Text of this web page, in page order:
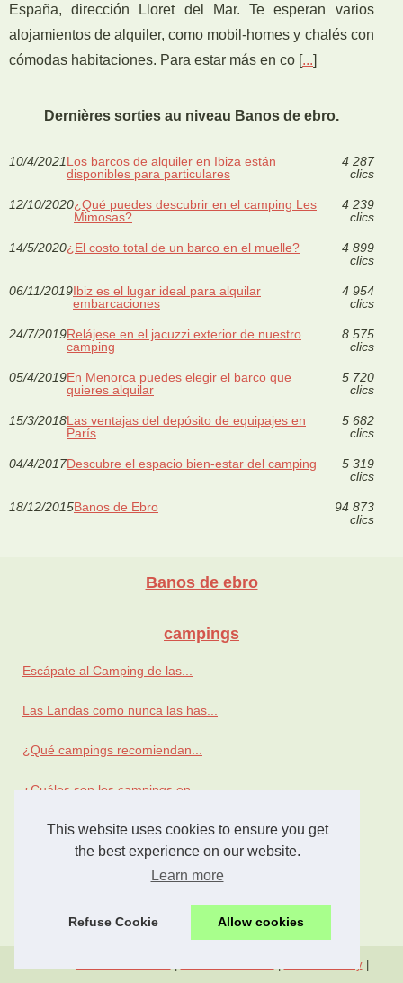
This website uses cookies to ensure you get
the best experience on our website.
Learn more
Refuse Cookie Allow cookies
España, dirección Lloret del Mar. Te esperan varios
alojamientos de alquiler, como mobil-homes y chalés con
cómodas habitaciones. Para estar más en co [...]
Dernières sorties au niveau Banos de ebro.
10/4/2021Los barcos de alquiler en Ibiza están
disponibles para particulares
4 287
clics
12/10/2020¿Qué puedes descubrir en el camping Les
Mimosas?
4 239
clics
14/5/2020¿El costo total de un barco en el muelle?
4 899
clics
06/11/2019Ibiz es el lugar ideal para alquilar
embarcaciones
4 954
clics
24/7/2019Relájese en el jacuzzi exterior de nuestro
camping
8 575
clics
05/4/2019En Menorca puedes elegir el barco que
quieres alquilar
5 720
clics
15/3/2018Las ventajas del depósito de equipajes en
París
5 682
clics
04/4/2017Descubre el espacio bien-estar del camping
5 319
clics
18/12/2015Banos de Ebro
94 873
clics
Banos de ebro
campings
Escápate al Camping de las...
Las Landas como nunca las has...
¿Qué campings recomiendan...
¿Cuáles son los campings en...
Ven a descubrir todas las...
Los barcos de alquiler en...
¿Qué puedes descubrir en el...
Cookies Policy|